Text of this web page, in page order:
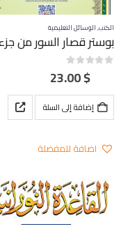
المنتج
الكتب,الوسائل التعليمية
23.00$
إضافة إلى السلة
اضافة للمفضلة